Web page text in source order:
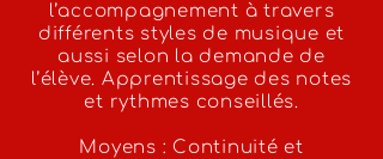
l’accompagnement à travers
différents styles de musique et
aussi selon la demande de
l’élève. Apprentissage des notes
et rythmes conseillés.
Moyens : Continuité et